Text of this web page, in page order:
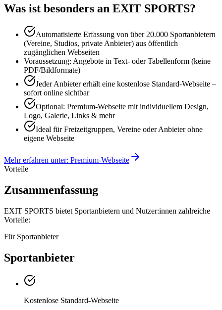
Was ist besonders an EXIT SPORTS?
Automatisierte Erfassung von über 20.000 Sportanbietern
(Vereine, Studios, private Anbieter) aus öffentlich
zugänglichen Webseiten
Voraussetzung: Angebote in Text- oder Tabellenform (keine
PDF/Bildformate)
Jeder Anbieter erhält eine kostenlose Standard-Webseite –
sofort online sichtbar
Optional: Premium-Webseite mit individuellem Design,
Logo, Galerie, Links & mehr
Ideal für Freizeitgruppen, Vereine oder Anbieter ohne
eigene Webseite
Mehr erfahren unter: Premium-Webseite
Vorteile
Zusammenfassung
EXIT SPORTS bietet Sportanbietern und Nutzer:innen zahlreiche
Vorteile:
Für Sportanbieter
Sportanbieter
Kostenlose Standard-Webseite